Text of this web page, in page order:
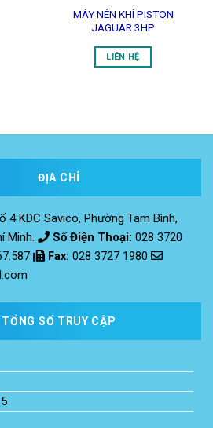
MÁY NÉN KHÍ PISTON
JAGUAR 3HP
LIÊN HỆ
ĐỊA CHỈ
4 KDC Savico, Phường Tam Bình,
Minh.
Số Điện Thoại: 028 3720
Fax: 028 3727 1980
TỔNG SỐ TRUY CẬP